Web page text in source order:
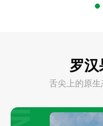
罗汉
舌尖上的原